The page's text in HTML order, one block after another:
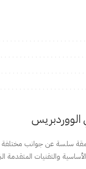
الووردبريس
سلسة عن جوانب مختلفة
والتقنيات المتقدمة